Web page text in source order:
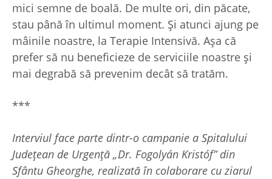
mici semne de boală. De multe ori, din păcate,
stau până în ultimul moment. Și atunci ajung pe
mâinile noastre, la Terapie Intensivă. Așa că
prefer să nu beneficieze de serviciile noastre și
mai degrabă să prevenim decât să tratăm.
***
Interviul face parte dintr-o campanie a Spitalului
Județean de Urgență „Dr. Fogolyán Kristóf” din
Sfântu Gheorghe, realizată în colaborare cu ziarul